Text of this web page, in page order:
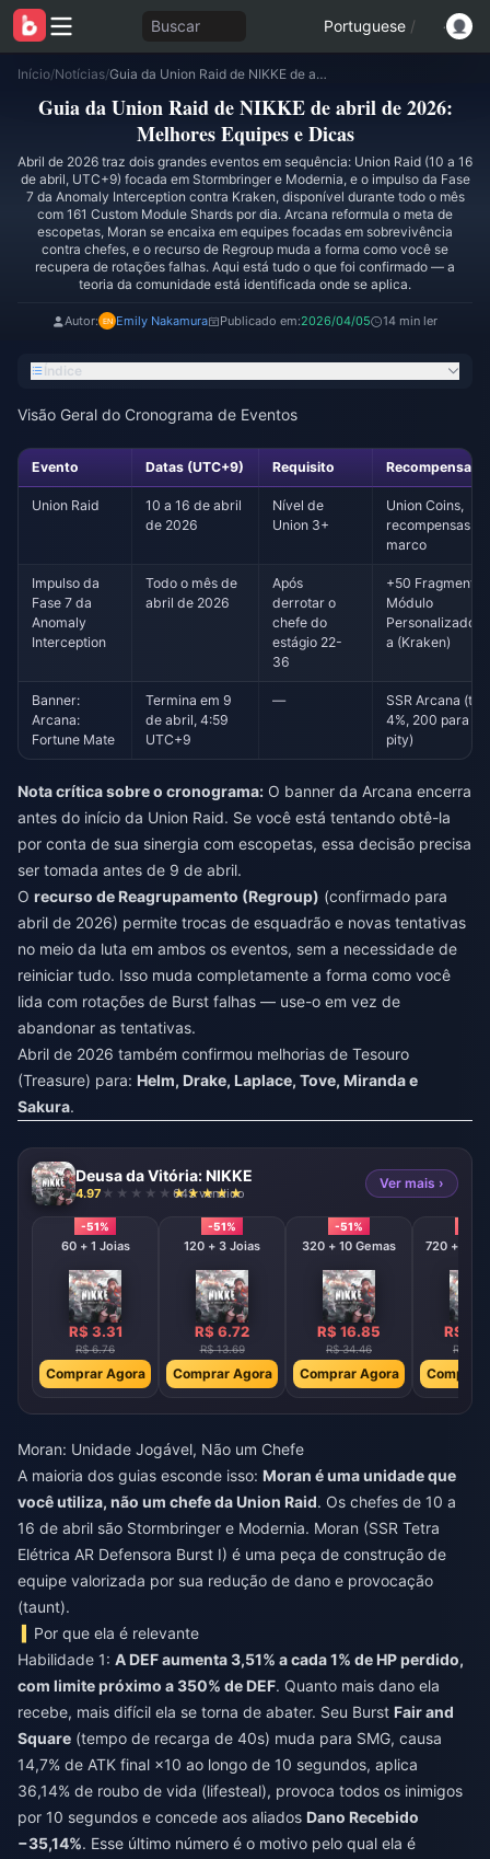
Buscar Portuguese /
Início/Notícias/ Guia da Union Raid de NIKKE de abril de 2026: Melhores Equipes e Dicas
Guia da Union Raid de NIKKE de abril de 2026:
Melhores Equipes e Dicas
Abril de 2026 traz dois grandes eventos em sequência: Union Raid (10 a 16
de abril, UTC+9) focada em Stormbringer e Modernia, e o impulso da Fase
7 da Anomaly Interception contra Kraken, disponível durante todo o mês
com 161 Custom Module Shards por dia. Arcana reformula o meta de
escopetas, Moran se encaixa em equipes focadas em sobrevivência
contra chefes, e o recurso de Regroup muda a forma como você se
recupera de rotações falhas. Aqui está tudo o que foi confirmado — a
teoria da comunidade está identificada onde se aplica.
Autor: Emily Nakamura Publicado em:2026/04/05 14 min ler
Índice
Visão Geral do Cronograma de Eventos
Evento Datas (UTC+9) Requisito Recompensa
Union Raid
10 a 16 de abril
de 2026
Nível de
Union 3+
Union Coins,
recompensas de
marco
Impulso da
Fase 7 da
Anomaly
Interception
Todo o mês de
abril de 2026
Após
derrotar o
chefe do
estágio 22-
36
+50
Módulo
Personalizado/
a (Kraken)
Banner:
Arcana:
Fortune Mate
Termina em 9
de abril, 4:59
UTC+9
—
SSR Arcana
4%, 200 para o
pity)
Nota crítica sobre o cronograma: O banner da Arcana encerra
antes do início da Union Raid. Se você está tentando obtê-la
por conta de sua sinergia com escopetas, essa decisão precisa
ser tomada antes de 9 de abril.
O recurso de Reagrupamento (Regroup) (confirmado para
abril de 2026) permite trocas de esquadrão e novas tentativas
no meio da luta em ambos os eventos, sem a necessidade de
reiniciar tudo. Isso muda completamente a forma como você
lida com rotações de Burst falhas — use-o em vez de
abandonar as tentativas.
Abril de 2026 também confirmou melhorias de Tesouro
(Treasure) para: Helm, Drake, Laplace, Tove, Miranda e
Sakura.
Deusa da Vitória: NIKKE
4.97 643 vendido
Ver mais ›
-51%
60 + 1 Joias
R$ 3.31
R$ 6.76
Comprar Agora
-51%
120 + 3 Joias
R$ 6.72
R$ 13.69
Comprar Agora
-51%
320 + 10 Gemas
R$ 16.85
R$ 34.46
Comprar Agora
720 + 120
R$
R$
Comprar
Moran: Unidade Jogável, Não um Chefe
A maioria dos guias esconde isso: Moran é uma unidade que
você utiliza, não um chefe da Union Raid. Os chefes de 10 a
16 de abril são Stormbringer e Modernia. Moran (SSR Tetra
Elétrica AR Defensora Burst I) é uma peça de construção de
equipe valorizada por sua redução de dano e provocação
(taunt).
Por que ela é relevante
Habilidade 1: A DEF aumenta 3,51% a cada 1% de HP perdido,
com limite próximo a 350% de DEF. Quanto mais dano ela
recebe, mais difícil ela se torna de abater. Seu Burst Fair and
Square (tempo de recarga de 40s) muda para SMG, causa
14,7% de ATK final ×10 ao longo de 10 segundos, aplica
36,14% de roubo de vida (lifesteal), provoca todos os inimigos
por 10 segundos e concede aos aliados Dano Recebido
−35,14%. Esse último número é o motivo pelo qual ela é